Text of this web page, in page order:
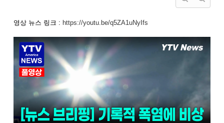
영상 뉴스 링크 : https://youtu.be/q5ZA1uNyIfs